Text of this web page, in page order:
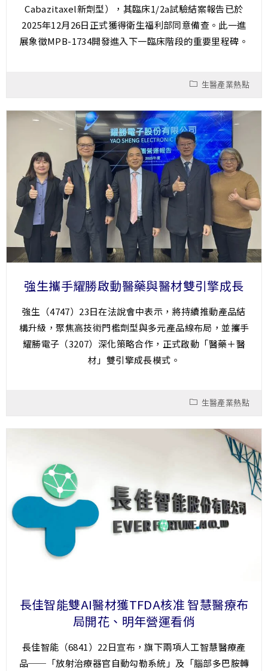
Cabazitaxel新劑型），其臨床1/2a試驗結案報告已於
2025年12月26日正式獲得衛生福利部同意備查。此一進
展象徵MPB-1734開發進入下一臨床階段的重要里程碑。
生醫產業熱點
強生攜手耀勝啟動醫藥與醫材雙引擎成長
強生（4747）23日在法說會中表示，將持續推動產品結
構升級，聚焦高技術門檻劑型與多元產品線布局，並攜手
耀勝電子（3207）深化策略合作，正式啟動「醫藥＋醫
材」雙引擎成長模式。
生醫產業熱點
長佳智能雙AI醫材獲TFDA核准 智慧醫療布
局開花、明年營運看俏
長佳智能（6841）22日宣布，旗下兩項人工智慧醫療產
品──「放射治療器官自動勾勒系統」及「腦部多巴胺轉